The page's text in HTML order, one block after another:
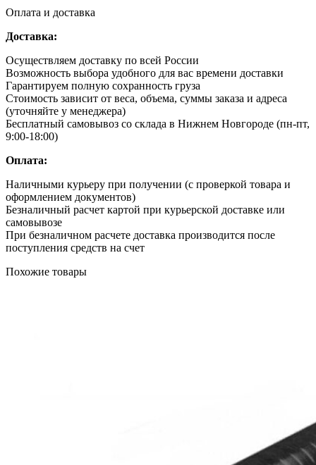
Оплата и доставка
Доставка:
Осуществляем доставку по всей России
Возможность выбора удобного для вас времени доставки
Гарантируем полную сохранность груза
Стоимость зависит от веса, объема, суммы заказа и адреса
(уточняйте у менеджера)
Бесплатный самовывоз со склада в Нижнем Новгороде (пн-пт,
9:00-18:00)
Оплата:
Наличными курьеру при получении (с проверкой товара и
оформлением документов)
Безналичный расчет картой при курьерской доставке или
самовывозе
При безналичном расчете доставка производится после
поступления средств на счет
Похожие товары